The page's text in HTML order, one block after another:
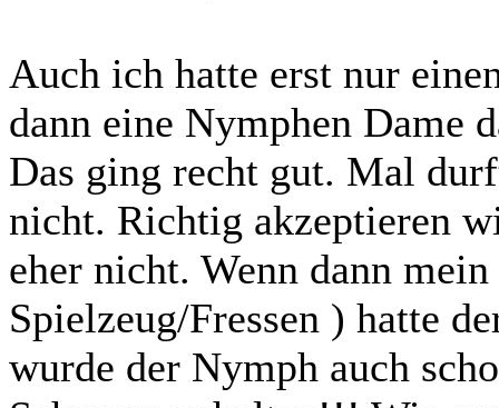
Auch ich hatte erst nur
dann eine Nymphen Dame
Das ging recht gut. Mal
nicht. Richtig akzeptieren
eher nicht. Wenn dann
Spielzeug/Fressen ) hatte
wurde der Nymph auch